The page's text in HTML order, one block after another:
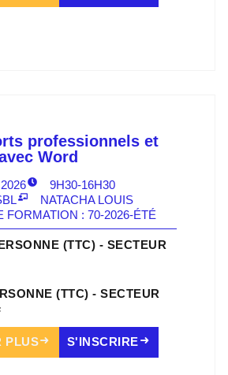
professionnels et
Word
9H30-16H30
NATACHA LOUIS
FORMATION : 70-2026-ÉTÉ
(TTC) - SECTEUR
(TTC) - SECTEUR
PLUS S'INSCRIRE